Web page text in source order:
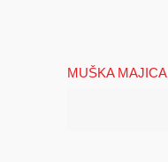
MUŠKA MAJICA